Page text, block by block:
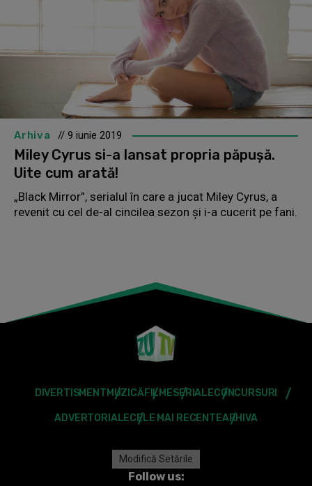
Arhiva // 9 iunie 2019
Miley Cyrus si-a lansat propria păpușă.
Uite cum arată!
„Black Mirror”, serialul în care a jucat Miley Cyrus, a
revenit cu cel de-al cincilea sezon și i-a cucerit pe fani.
DIVERTISMENT MUZICĂFILMESERIALECONCURSURI
ADVERTORIALECELE MAI RECENTEARHIVA
Modifică Setările
Follow us: